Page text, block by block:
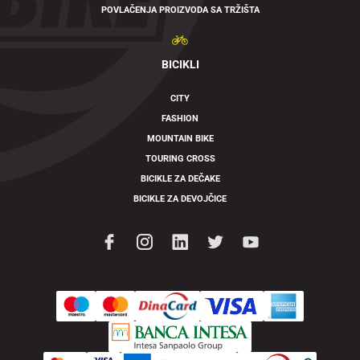
POVLAČENJA PROIZVODA SA TRŽIŠTA
BICIKLI
CITY
FASHION
MOUNTAIN BIKE
TOURING CROSS
BICIKLE ZA DEČAKE
BICIKLE ZA DEVOJČICE